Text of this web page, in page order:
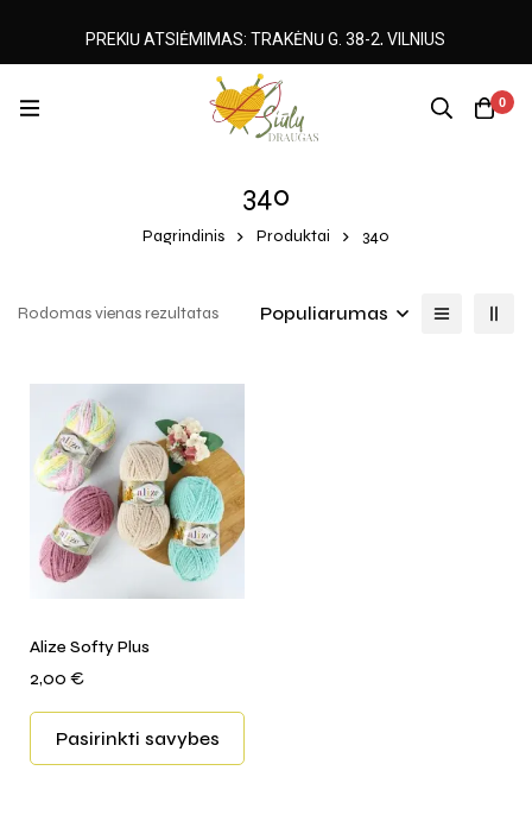
0
340
Pagrindinis Produktai 340
Rodomas vienas rezultatas Populiarumas
Alize Softy Plus
2,00 €
Pasirinkti savybes
PREKIŲ ATSIĖMIMAS: TRAKĖNŲ G. 38-2, VILNIUS